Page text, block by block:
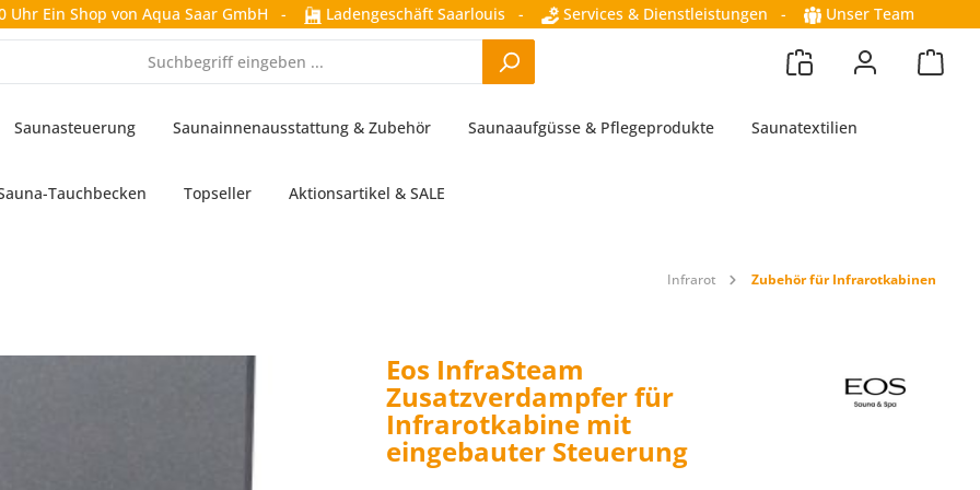
Uhr Ein Shop von Aqua Saar GmbH - Ladengeschäft Saarlouis - Services & Dienstleistungen - Unser Team
Saunasteuerung Saunainnenausstattung & Zubehör Saunaaufgüsse & Pflegeprodukte Saunatextilien
Tauchbecken Topseller Aktionsartikel & SALE
Infrarot Zubehör für Infrarotkabinen
Eos InfraSteam
Zusatzverdampfer für
Infrarotkabine mit
eingebauter Steuerung